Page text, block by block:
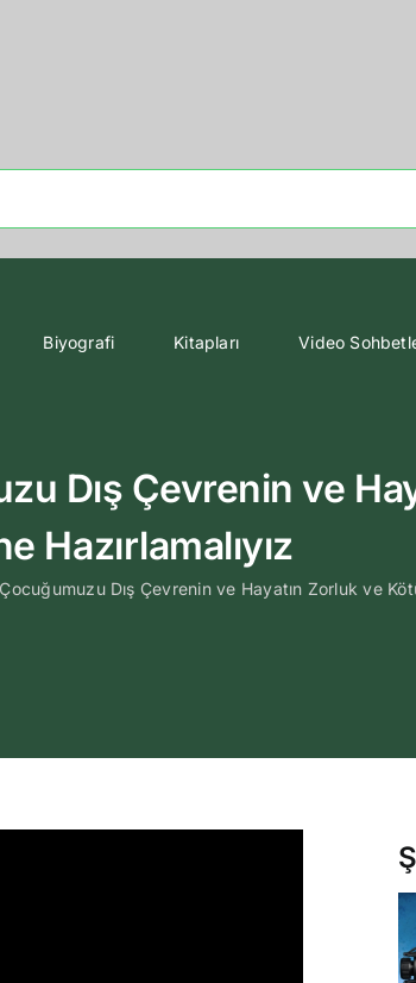
Biyografi Kitapları Video
Dış Çevrenin ve
Hazırlamalıyız
Dış Çevrenin ve Hayatın Zorluk ve